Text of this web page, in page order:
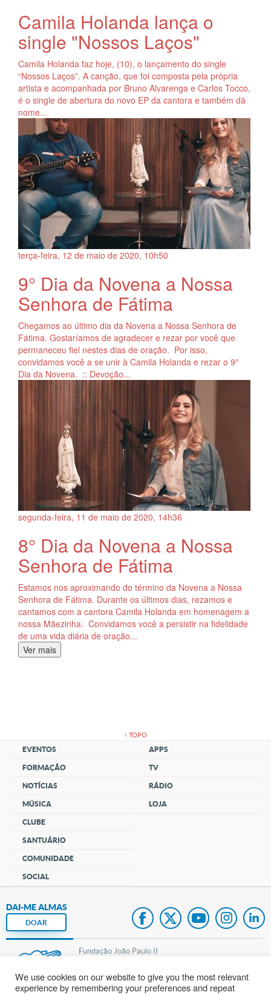
Camila Holanda lança o
single "Nossos Laços"
Camila Holanda faz hoje, (10), o lançamento do single
“Nossos Laços”. A canção, que foi composta pela própria
artista e acompanhada por Bruno Alvarenga e Carlos Tocco,
é o single de abertura do novo EP da cantora e também dá
nome...
terça-feira, 12 de maio de 2020, 10h50
9° Dia da Novena a Nossa
Senhora de Fátima
Chegamos ao último dia da Novena a Nossa Senhora de
Fátima. Gostaríamos de agradecer e rezar por você que
permaneceu fiel nestes dias de oração. Por isso,
convidamos você a se unir à Camila Holanda e rezar o 9°
Dia da Novena. :: Devoção...
segunda-feira, 11 de maio de 2020, 14h36
8° Dia da Novena a Nossa
Senhora de Fátima
Estamos nos aproximando do término da Novena a Nossa
Senhora de Fátima. Durante os últimos dias, rezamos e
cantamos com a cantora Camila Holanda em homenagem a
nossa Mãezinha. Convidamos você a persistir na fidelidade
de uma vida diária de oração...
Ver mais
↑ TOPO
EVENTOS
FORMAÇÃO
NOTÍCIAS
MÚSICA
CLUBE
SANTUÁRIO
COMUNIDADE
SOCIAL
APPS
TV
RÁDIO
LOJA
DAI-ME ALMAS
DOAR
Fundação João Paulo II
Pedido de Oração
We use cookies on our website to give you the most relevant
experience by remembering your preferences and repeat